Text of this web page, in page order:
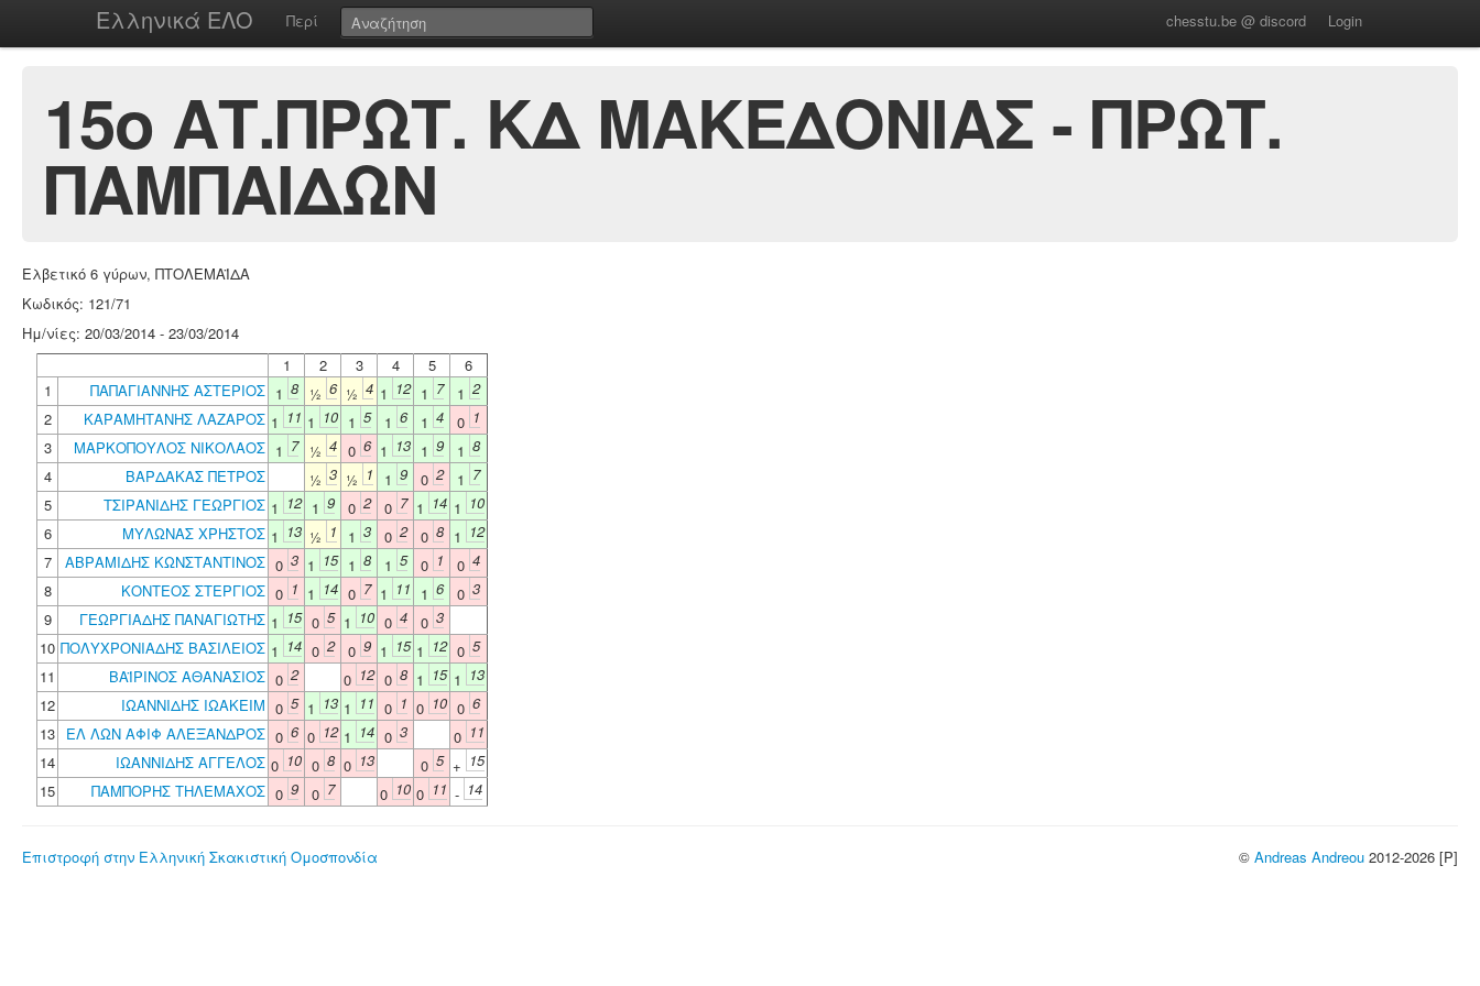
Ελληνικά ΕΛΟ Περί chesstu.be @ discord Login
15ο ΑΤ.ΠΡΩΤ. ΚΔ ΜΑΚΕΔΟΝΙΑΣ - ΠΡΩΤ.
ΠΑΜΠΑΙΔΩΝ
Ελβετικό 6 γύρων, ΠΤΟΛΕΜΑΪΔΑ
Κωδικός: 121/71
Ημ/νίες: 20/03/2014 - 23/03/2014
1
2 3 4 5
6
1
ΠΑΠΑΓΙΑΝΝΗΣ ΑΣΤΕΡΙΟΣ 1 8 ½ 6 ½ 4 1 12 1 7 1 2
2
ΚΑΡΑΜΗΤΑΝΗΣ ΛΑΖΑΡΟΣ 1 11 1 10 1 5 1 6 1 4 0 1
3
ΜΑΡΚΟΠΟΥΛΟΣ ΝΙΚΟΛΑΟΣ 1 7 ½ 4 0 6 1 13 1 9 1 8
4
ΒΑΡΔΑΚΑΣ ΠΕΤΡΟΣ ½ 3 ½ 1 1 9 0 2 1 7
5
ΤΣΙΡΑΝΙΔΗΣ ΓΕΩΡΓΙΟΣ 1 12 1 9 0 2 0 7 1 14 1 10
6
ΜΥΛΩΝΑΣ ΧΡΗΣΤΟΣ 1 13 ½ 1 1 3 0 2 0 8 1 12
7
ΑΒΡΑΜΙΔΗΣ ΚΩΝΣΤΑΝΤΙΝΟΣ 0 3 1 15 1 8 1 5 0 1 0 4
8
ΚΟΝΤΕΟΣ ΣΤΕΡΓΙΟΣ 0 1 1 14 0 7 1 11 1 6 0 3
9
ΓΕΩΡΓΙΑΔΗΣ ΠΑΝΑΓΙΩΤΗΣ 1 15 0 5 1 10 0 4 0 3
10 ΠΟΛΥΧΡΟΝΙΑΔΗΣ ΒΑΣΙΛΕΙΟΣ 1 14 0 2 0 9 1 15 1 12 0 5
11
ΒΑΪΡΙΝΟΣ ΑΘΑΝΑΣΙΟΣ 0 2 0 12 0 8 1 15 1 13
12
ΙΩΑΝΝΙΔΗΣ ΙΩΑΚΕΙΜ 0 5 1 13 1 11 0 1 0 10 0 6
13 ΕΛ ΛΩΝ ΑΦΙΦ ΑΛΕΞΑΝΔΡΟΣ 0 6 0 12 1 14 0 3 0 11
14
ΙΩΑΝΝΙΔΗΣ ΑΓΓΕΛΟΣ 0 10 0 8 0 13 0 5 + 15
15
ΠΑΜΠΟΡΗΣ ΤΗΛΕΜΑΧΟΣ 0 9 0 7 0 10 0 11 - 14
Επιστροφή στην Ελληνική Σκακιστική Ομοσπονδία © Andreas Andreou 2012-2026 [P]